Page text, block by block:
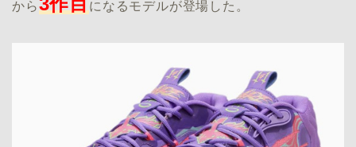
から
になるモデルが登場した。